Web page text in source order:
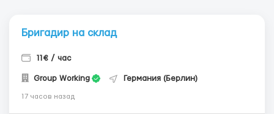
Бригадир на склад
11€ / час
Group Working Германия (Берлин)
17 часов назад